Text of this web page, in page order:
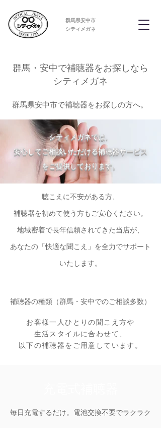
群馬県安中市
​シティメガネ
群馬・安中で補聴器をお探しなら
シティメガネ
群馬県安中市で補聴器をお探しの方へ。
シティメガネでは、
安心してご相談いただける補聴器サービス
をご提供しております。
聴こえに不安がある方、
補聴器を初めて使う方もご安心ください。
地域密着で長年信頼されてきた当店が、
あなたの「快適な聞こえ」を全力でサポート
いたします。
補聴器の種類（群馬・安中でのご相談多数）
お客様一人ひとりの聞こえ方や
生活スタイルに合わせて、
以下の補聴器をご用意しています。
毎日充電するだけ。電池交換不要でラクラク